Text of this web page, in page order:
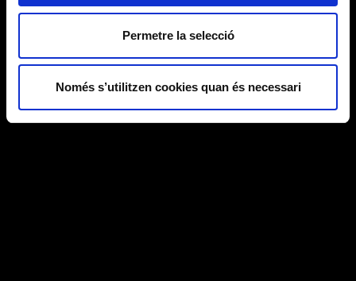
Permetre la selecció
Només s’utilitzen cookies quan és necessari